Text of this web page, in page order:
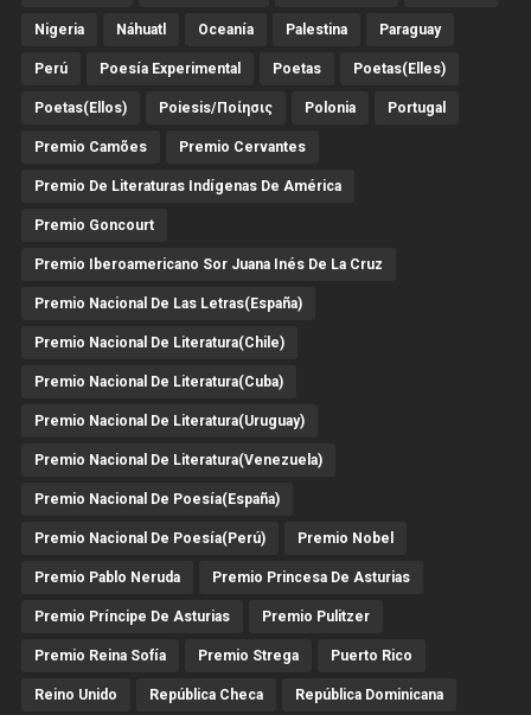
Nigeria Náhuatl Oceanía Palestina Paraguay
Perú Poesía Experimental Poetas Poetas(Elles)
Poetas(Ellos) Poiesis/ποίησις Polonia Portugal
Premio Camões Premio Cervantes
Premio De Literaturas Indígenas De América
Premio Goncourt
Premio Iberoamericano Sor Juana Inés De La Cruz
Premio Nacional De Las Letras(España)
Premio Nacional De Literatura(Chile)
Premio Nacional De Literatura(Cuba)
Premio Nacional De Literatura(Uruguay)
Premio Nacional De Literatura(Venezuela)
Premio Nacional De Poesía(España)
Premio Nacional De Poesía(Perú) Premio Nobel
Premio Pablo Neruda Premio Princesa De Asturias
Premio Príncipe De Asturias Premio Pulitzer
Premio Reina Sofía Premio Strega Puerto Rico
Reino Unido República Checa República Dominicana